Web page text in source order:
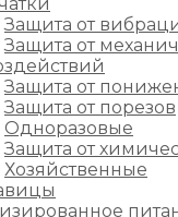
Защита от
Защита от
Защита от
Защита от порезов
Одноразовые
Защита от
Хозяйственные